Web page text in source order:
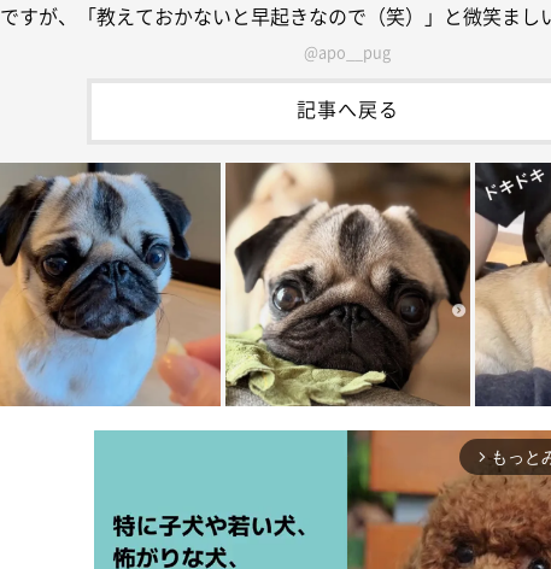
ですが、「教えておかないと早起きなので（笑）」と微笑まし
@apo__pug
記事へ戻る
arrow_forward_ios もっと